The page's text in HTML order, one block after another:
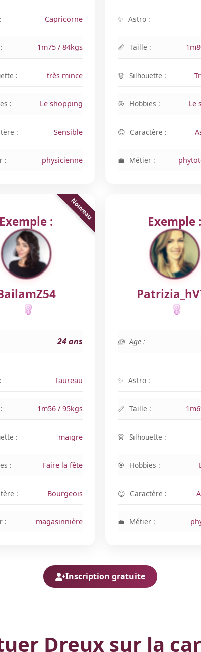
Capricorne
1m75 / 84kgs
: très mince
: Le shopping
: Sensible
: physicienne
Astro :
Taille :
Silhouette :
Hobbies : Le
Caractère :
Métier :
Exemple :
24 ans
Taureau
1m56 / 95kgs
: maigre
: Faire la fête
: Bourgeois
: magasinnière
Exemple :
Age :
Astro :
Taille :
Silhouette :
Hobbies :
Caractère :
Métier :
Inscription gratuite
Dreux sur la